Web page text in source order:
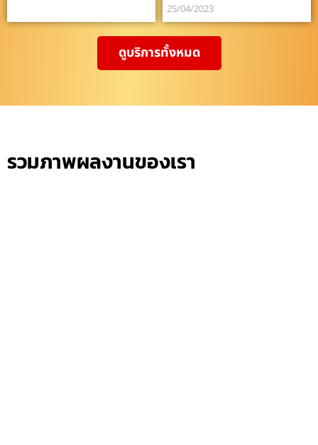
25/04/2023
ดูบริการทั้งหมด
รวมภาพผลงานของเรา